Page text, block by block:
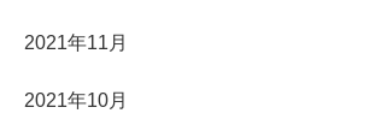
2021年11月
2021年10月